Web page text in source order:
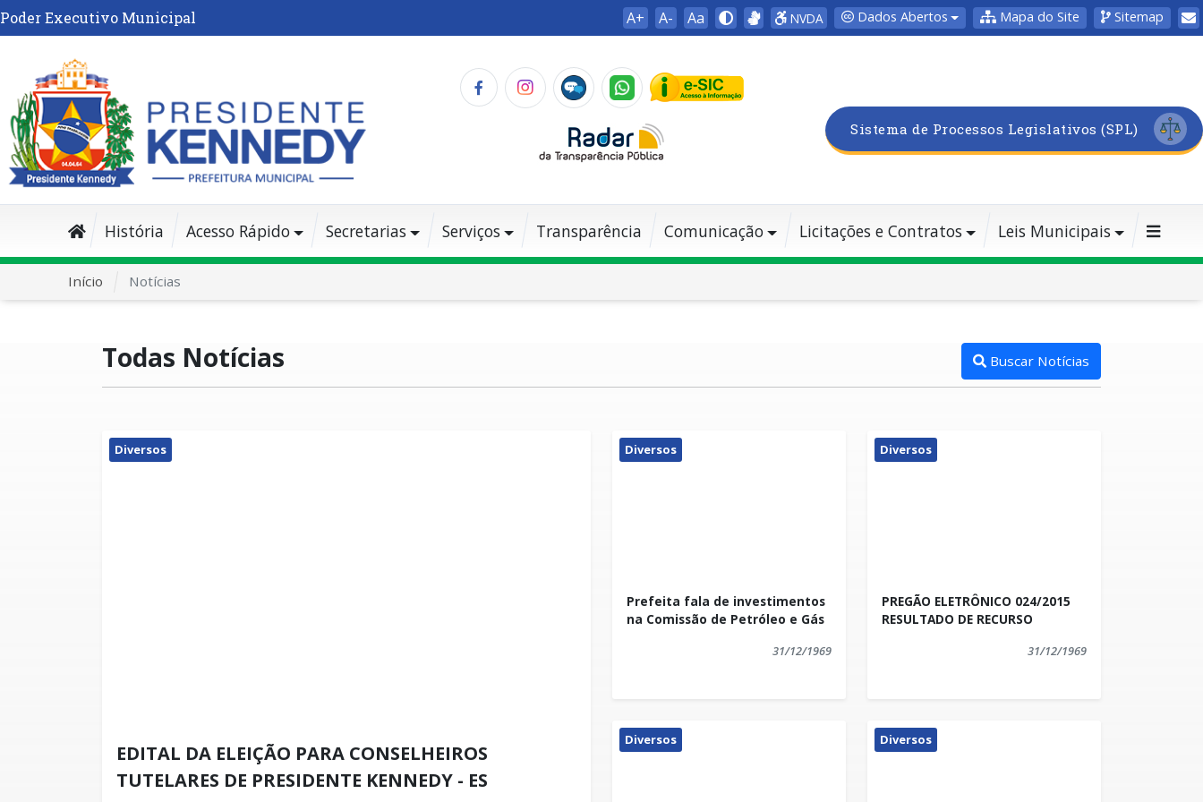
Poder Executivo Municipal A+ A- Aa NVDA Dados Abertos Mapa do Site Sitemap
Sistema de Processos Legislativos (SPL)
História Acesso Rápido Secretarias Serviços Transparência Comunicação Licitações e Contratos Leis Municipais
Início Notícias
Todas Notícias Buscar Notícias
Diversos
EDITAL DA ELEIÇÃO PARA CONSELHEIROS
TUTELARES DE PRESIDENTE KENNEDY - ES
Diversos
Prefeita fala de investimentos
na Comissão de Petróleo e Gás
31/12/1969
Diversos
PREGÃO ELETRÔNICO 024/2015
RESULTADO DE RECURSO
31/12/1969
Diversos Diversos